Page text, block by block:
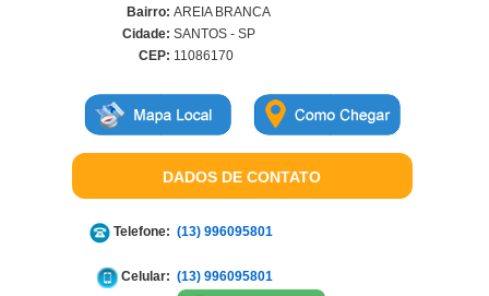
Bairro: AREIA BRANCA
Cidade: SANTOS - SP
CEP: 11086170
DADOS DE CONTATO
Telefone: (13) 996095801
Celular: (13) 996095801